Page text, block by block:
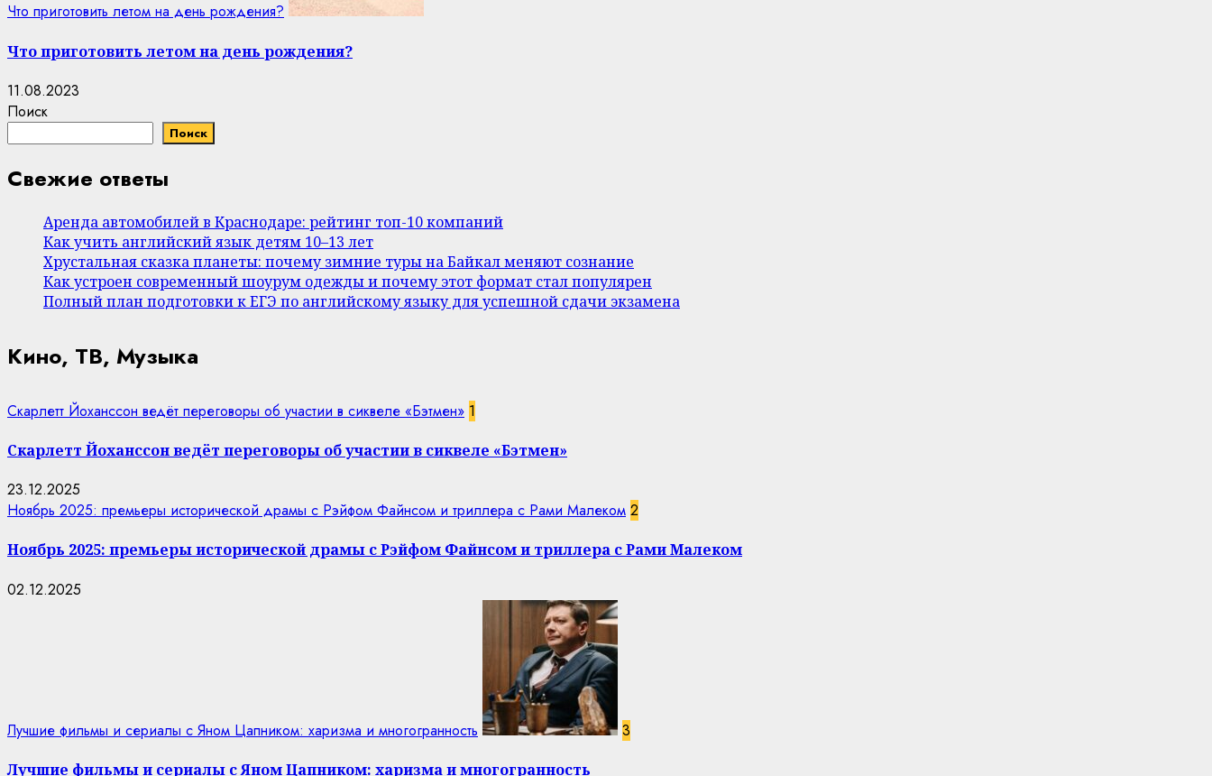
Что приготовить летом на день рождения?
Что приготовить летом на день рождения?
11.08.2023
Поиск
Поиск
Свежие ответы
Аренда автомобилей в Краснодаре: рейтинг топ-10 компаний
Как учить английский язык детям 10–13 лет
Хрустальная сказка планеты: почему зимние туры на Байкал меняют сознание
Как устроен современный шоурум одежды и почему этот формат стал популярен
Полный план подготовки к ЕГЭ по английскому языку для успешной сдачи экзамена
Кино, ТВ, Музыка
Скарлетт Йоханссон ведёт переговоры об участии в сиквеле «Бэтмен» 1
Скарлетт Йоханссон ведёт переговоры об участии в сиквеле «Бэтмен»
23.12.2025
Ноябрь 2025: премьеры исторической драмы с Рэйфом Файнсом и триллера с Рами Малеком 2
Ноябрь 2025: премьеры исторической драмы с Рэйфом Файнсом и триллера с Рами Малеком
02.12.2025
Лучшие фильмы и сериалы с Яном Цапником: харизма и многогранность 3
Лучшие фильмы и сериалы с Яном Цапником: харизма и многогранность